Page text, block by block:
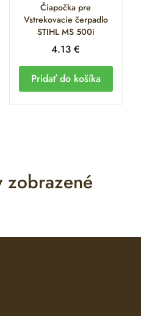
Čiapočka pre
Vstrekovacie čerpadlo
STIHL MS 500i
4.13€
Pridať do košíka
zobrazené